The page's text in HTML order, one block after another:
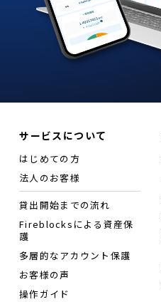
サービスについて
はじめての方
法人のお客様
貸出開始までの流れ
Fireblocksによる資産保
護
多層的なアカウント保護
お客様の声
操作ガイド